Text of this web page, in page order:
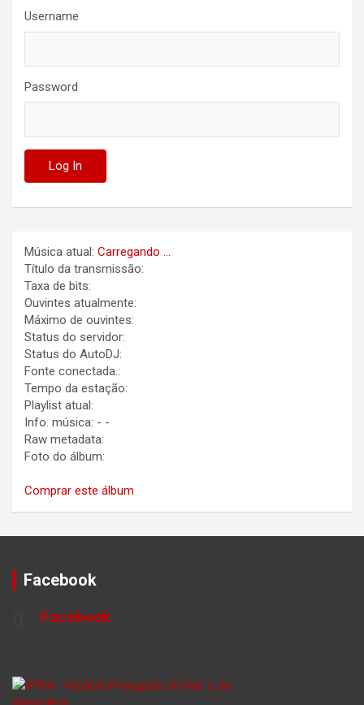
Username
Password
Música atual: Carregando ...
Título da transmissão:
Taxa de bits:
Ouvintes atualmente:
Máximo de ouvintes:
Status do servidor:
Status do AutoDJ:
Fonte conectada.:
Tempo da estação:
Playlist atual:
Info. música: - -
Raw metadata:
Foto do álbum:
Comprar este álbum
Facebook
Facebook